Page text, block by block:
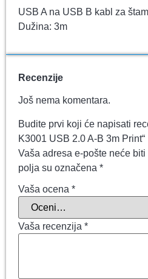
USB A na USB B kabl za
Dužina: 3m
Recenzije
Još nema komentara.
Budite prvi koji će napisati
K3001 USB 2.0 A-B 3m Print“
Vaša adresa e-pošte neće
polja su označena *
Vaša ocena *
Vaša recenzija *